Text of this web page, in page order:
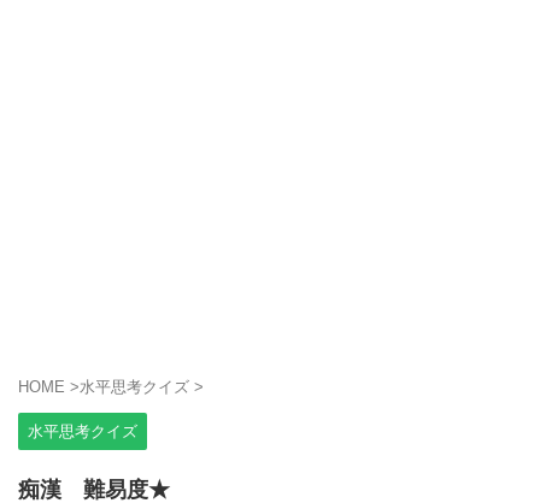
HOME >水平思考クイズ >
水平思考クイズ
痴漢 難易度★